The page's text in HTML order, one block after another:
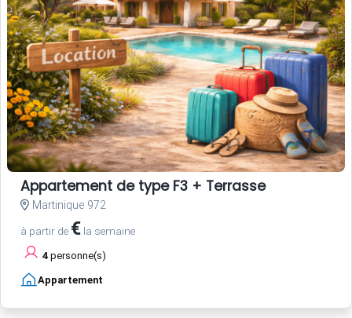
Appartement de type F3 + Terrasse
Martinique 972
à partir de € la semaine
4 personne(s)
Appartement